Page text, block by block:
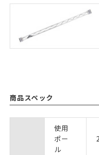
商品スペック
使用
ポー
ル